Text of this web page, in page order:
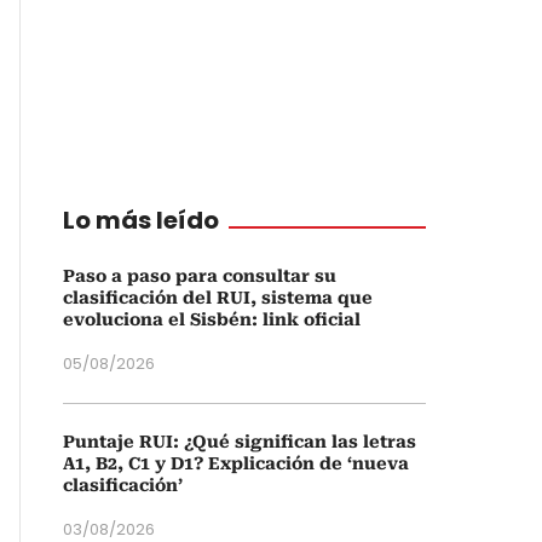
Lo más leído
Paso a paso para consultar su
clasificación del RUI, sistema que
evoluciona el Sisbén: link oficial
05/08/2026
Puntaje RUI: ¿Qué significan las letras
A1, B2, C1 y D1? Explicación de ‘nueva
clasificación’
03/08/2026